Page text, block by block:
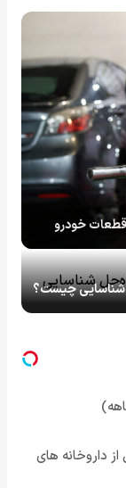
قطعات خودرو
شناسایی چیست؟
داروخانه های